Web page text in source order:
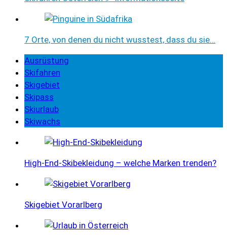
7 Orte, von denen du nicht wusstest, dass du sie…
Ausrüstung
Skifahren
Skigebiet
Skipass
Skiurlaub
Skiwachs
High-End-Skibekleidung – welche Marken trenden?
Skigebiet Vorarlberg